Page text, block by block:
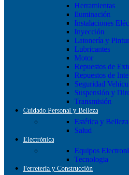
Herramientas
Iluminación
Instalaciones
Inyección
Latonería y
Lubricantes
Motor
Repuestos de
Repuestos de
Seguridad
Suspensión y
Transmisión
Cuidado Personal y Belleza
Estética y Belleza
Salud
Electrónica
Equipos
Tecnologia
Ferretería y Construcción